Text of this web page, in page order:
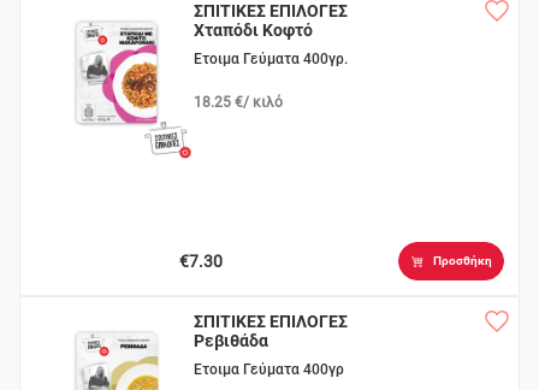
ΣΠΙΤΙΚΕΣ ΕΠΙΛΟΓΕΣ
Χταπόδι Κοφτό
Μακαρονάκι
Ετοιμα Γεύματα 400γρ.
18.25 €/ κιλό
€7.30 Προσθήκη
ΣΠΙΤΙΚΕΣ ΕΠΙΛΟΓΕΣ
Ρεβιθάδα
Ετοιμα Γεύματα 400γρ